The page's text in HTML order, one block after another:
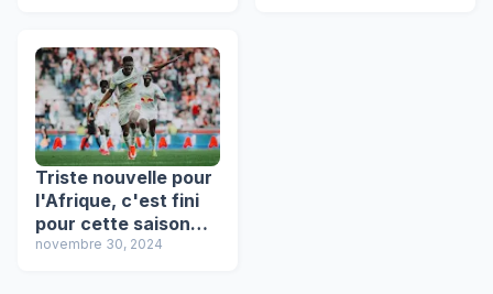
Triste nouvelle pour
l'Afrique, c'est fini
pour cette saison
pour ce joueur
novembre 30, 2024